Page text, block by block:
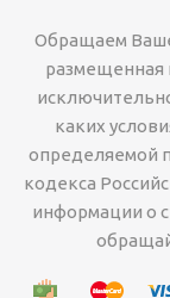
Обращаем
размещенная
каких
определяемой
кодекса
информации о